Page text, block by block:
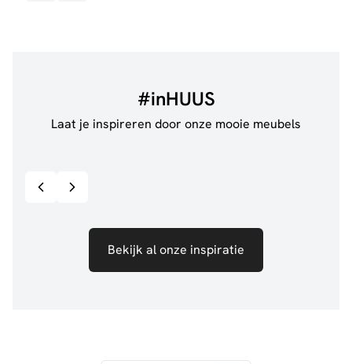
#inHUUS
Laat je inspireren door onze mooie meubels
Bekijk al onze inspiratie